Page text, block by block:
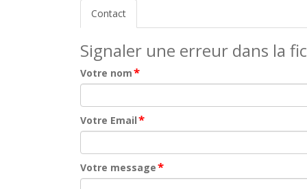
Contact
Signaler une erreur dans la
Votre nom*
Votre Email*
Votre message*